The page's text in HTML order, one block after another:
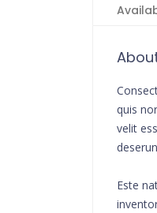
quis
velit
Este